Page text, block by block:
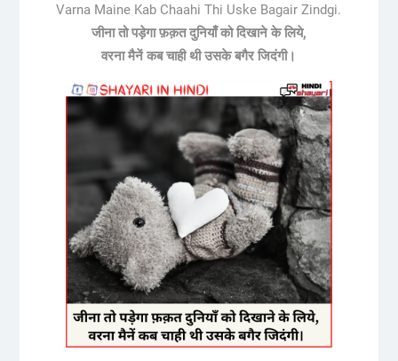
Varna Maine Kab Chaahi Thi Uske Bagair Zindgi.
जीना तो पड़ेगा फ़क़त दुनियाँ को दिखाने के लिये,
वरना मैनें कब चाही थी उसके बगैर जिदंगी।